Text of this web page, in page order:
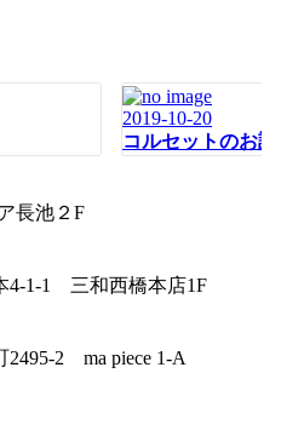
2019-10-20
コルセットのお話
長池２F
4-1-1 三和西橋本店1F
2 ma piece 1-A